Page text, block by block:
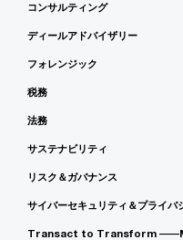
コンサルティング
ディールアドバイザリー
フォレンジック
税務
法務
サステナビリティ
リスク＆ガバナンス
サイバーセキュリティ＆プライバ
Transact to Transform